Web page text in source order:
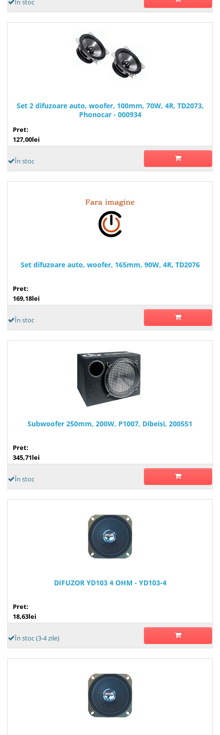
În stoc
Set 2 difuzoare auto, woofer, 100mm, 70W, 4R, TD2073,
Phonocar - 000934
Pret:
127,00lei
În stoc
Set difuzoare auto, woofer, 165mm, 90W, 4R, TD2076
Pret:
169,18lei
În stoc
Subwoofer 250mm, 200W, P1007, Dibeisi, 200551
Pret:
345,71lei
În stoc
DIFUZOR YD103 4 OHM - YD103-4
Pret:
18,63lei
În stoc (3-4 zile)